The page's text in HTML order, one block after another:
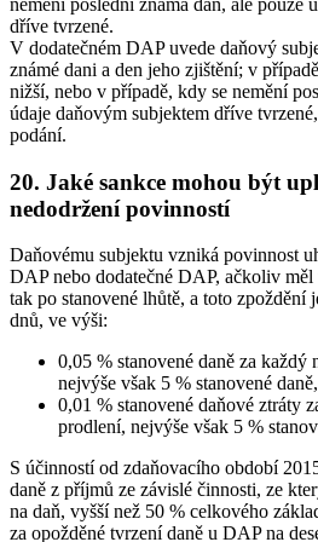
nemění poslední známá daň, ale pouze
dříve tvrzené.
V dodatečném DAP uvede daňový
známé dani a den jeho zjištění; v
nižší, nebo v případě, kdy se nemění
údaje daňovým subjektem dříve
podání.
20. Jaké sankce mohou být
nedodržení povinností
Daňovému subjektu vzniká povinnost
DAP nebo dodatečné DAP, ačkoliv
tak po stanovené lhůtě, a toto zpoždění
dnů, ve výši:
0,05 % stanovené daně za každý
nejvýše však 5 % stanovené daně,
0,01 % stanovené daňové ztráty
prodlení, nejvýše však 5 %
S účinností od zdaňovacího období
daně z příjmů ze závislé činnosti, ze
na daň, vyšší než 50 % celkového
za opožděné tvrzení daně u DAP na